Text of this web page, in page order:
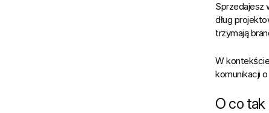
Sprzedajesz
dług
trzymają
W
komunikacji
O co tak